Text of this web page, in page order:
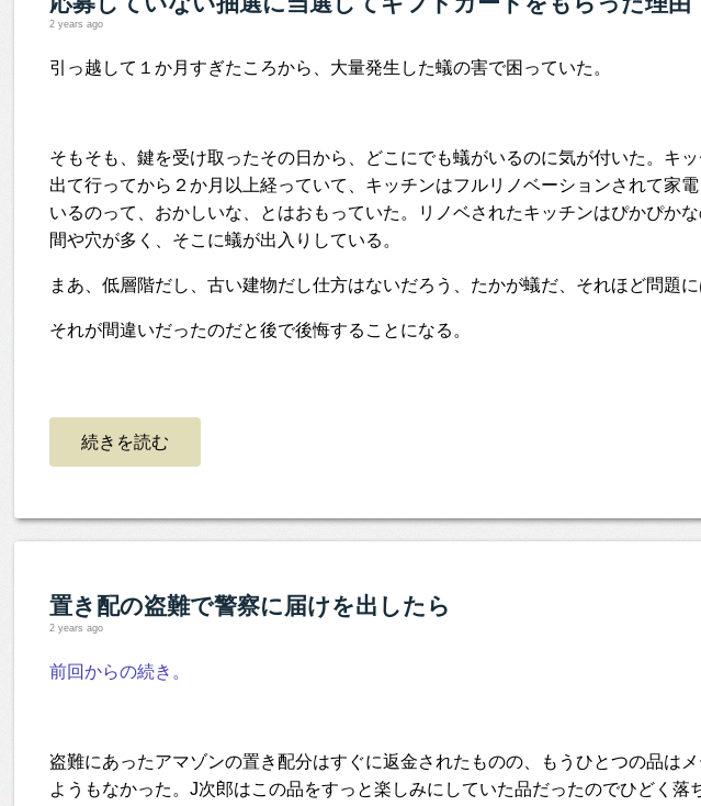
2 years ago
引っ越して１か月すぎたころから、大量発生した蟻の害で困っていた。
そもそも、鍵を受け取ったその日から、どこにでも蟻がいるのに気が付いた。キ
出て行ってから２か月以上経っていて、キッチンはフルリノベーションされて家
いるのって、おかしいな、とはおもっていた。リノベされたキッチンはぴかぴか
間や穴が多く、そこに蟻が出入りしている。
まあ、低層階だし、古い建物だし仕方はないだろう、たかが蟻だ、それほど問題
それが間違いだったのだと後で後悔することになる。
続きを読む
置き配の盗難で警察に届けを出したら
2 years ago
前回からの続き。
盗難にあったアマゾンの置き配分はすぐに返金されたものの、もうひとつの品は
ようもなかった。J次郎はこの品をすっと楽しみにしていた品だったのでひどく落